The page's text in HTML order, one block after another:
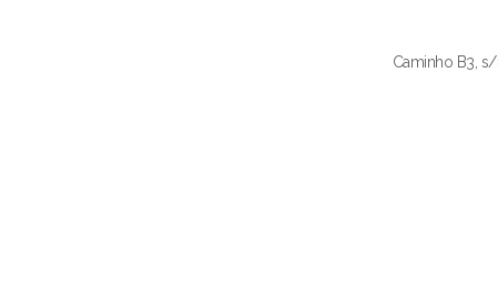
Caminho B3,